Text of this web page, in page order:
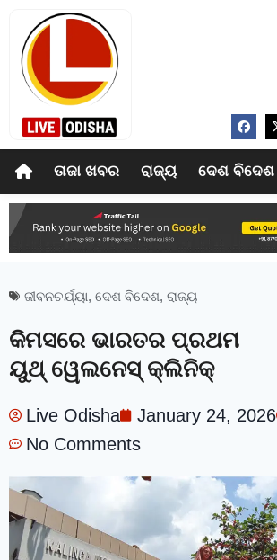
ତାଜା ଖବର ରାଜ୍ୟ ଦେଶ ବିଦେଶ
ଜୀବନଚର୍ଯ୍ୟା, ଦେଶ ବିଦେଶ, ରାଜ୍ୟ
କିମସରେ ଭାରତର ପ୍ରଥମ
ୟୁଥ୍‍ ୱେଲନେସ୍‍ କ୍ଲିନିକ୍
Live Odisha January 24, 2026
No Comments